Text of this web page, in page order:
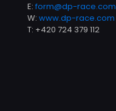
E: form@dp-race.com
W: www.dp-race.com
T: +420 724 379 112